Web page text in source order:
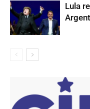
Lula